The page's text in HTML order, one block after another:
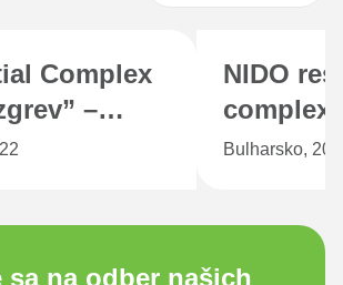
Complex
–
NIDO
Bulgaria
Bulharsko,
sa na odber našich